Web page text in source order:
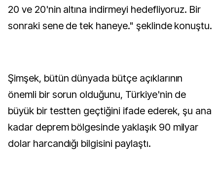
20 ve 20'nin altına indirmeyi hedefliyoruz. Bir
sonraki sene de tek haneye." şeklinde konuştu.
Şimşek, bütün dünyada bütçe açıklarının
önemli bir sorun olduğunu, Türkiye'nin de
büyük bir testten geçtiğini ifade ederek, şu ana
kadar deprem bölgesinde yaklaşık 90 milyar
dolar harcandığı bilgisini paylaştı.